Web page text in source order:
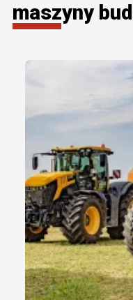
maszyny